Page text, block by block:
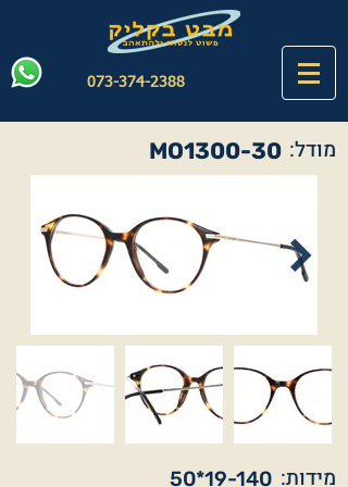
073-374-2388
MO1300-30 מודל:
50*19-140 מידות: